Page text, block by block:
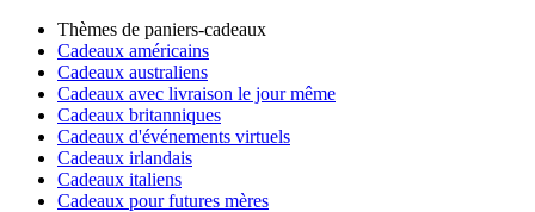
Thèmes de paniers-cadeaux
Cadeaux américains
Cadeaux australiens
Cadeaux avec livraison le jour même
Cadeaux britanniques
Cadeaux d'événements virtuels
Cadeaux irlandais
Cadeaux italiens
Cadeaux pour futures mères